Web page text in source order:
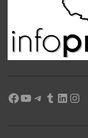
Facebook
YouTube
Telegram
Tumblr